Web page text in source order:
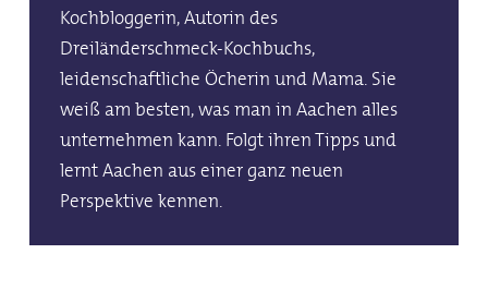
Kochbloggerin, Autorin des
Dreiländerschmeck-Kochbuchs,
leidenschaftliche Öcherin und Mama. Sie
weiß am besten, was man in Aachen alles
unternehmen kann. Folgt ihren Tipps und
lernt Aachen aus einer ganz neuen
Perspektive kennen.